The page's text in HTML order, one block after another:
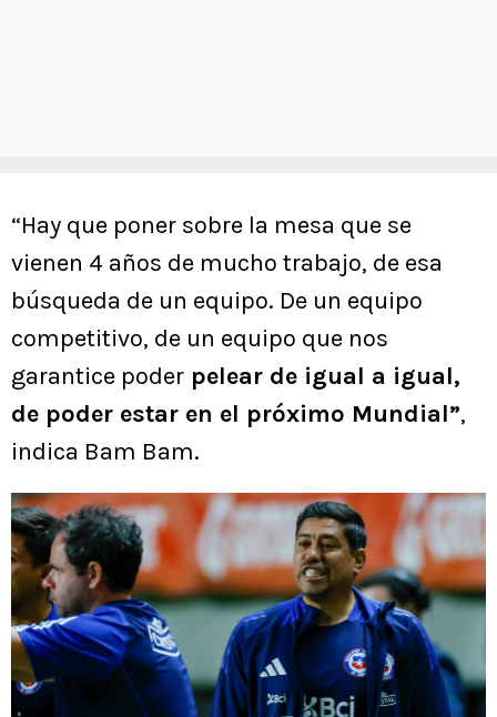
“Hay que poner sobre la mesa que se
vienen 4 años de mucho trabajo, de esa
búsqueda de un equipo. De un equipo
competitivo, de un equipo que nos
garantice poder pelear de igual a igual,
de poder estar en el próximo Mundial”,
indica Bam Bam.